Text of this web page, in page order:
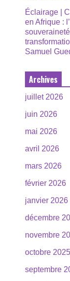
Éclairage |
en Afrique :
Samuel
Archives
juillet 2026
juin 2026
mai 2026
avril 2026
mars 2026
février 2026
janvier 2026
décembre
novembre
octobre 2025
septembre